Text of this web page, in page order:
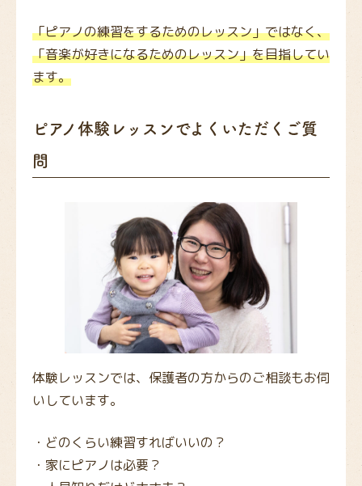
「ピアノの練習をするためのレッスン」ではなく、
「音楽が好きになるためのレッスン」を目指してい
ます。
ピアノ体験レッスンでよくいただくご質
問
体験レッスンでは、保護者の方からのご相談もお伺
いしています。
・どのくらい練習すればいいの？
・家にピアノは必要？